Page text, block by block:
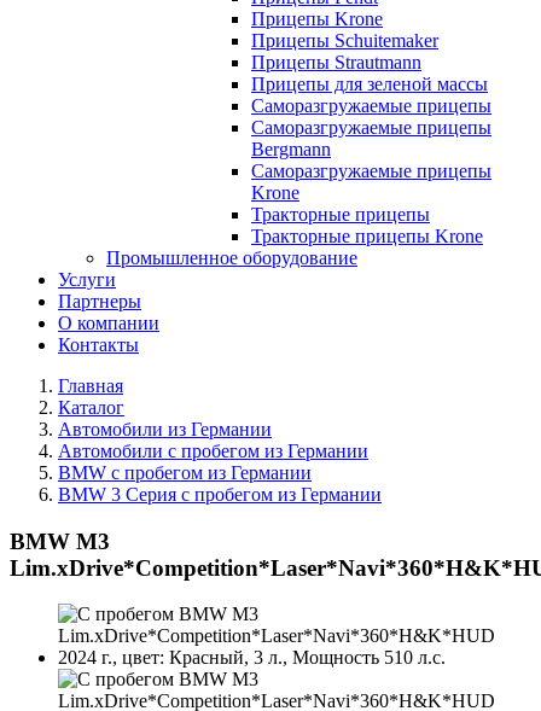
Прицепы Krone
Прицепы Schuitemaker
Прицепы Strautmann
Прицепы для зеленой массы
Саморазгружаемые прицепы
Саморазгружаемые прицепы
Bergmann
Саморазгружаемые прицепы
Krone
Тракторные прицепы
Тракторные прицепы Krone
Промышленное оборудование
Услуги
Партнеры
О компании
Контакты
Главная
Каталог
Автомобили из Германии
Автомобили с пробегом из Германии
BMW с пробегом из Германии
BMW 3 Серия с пробегом из Германии
BMW M3